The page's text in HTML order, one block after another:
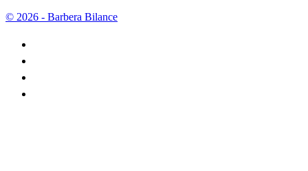
© 2026 - Barbera Bilance